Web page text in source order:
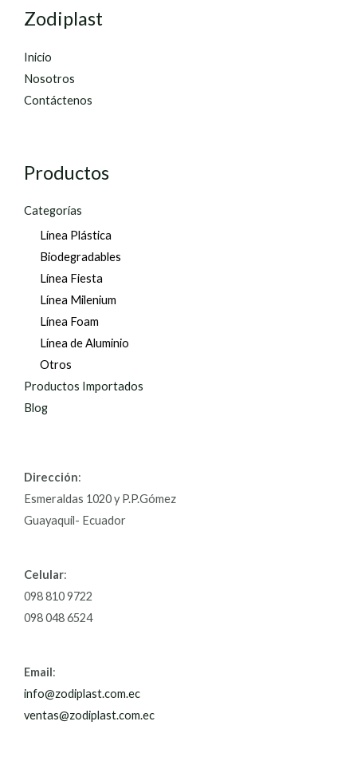
Zodiplast
Inicio
Nosotros
Contáctenos
Productos
Categorías
Línea Plástica
Biodegradables
Línea Fiesta
Línea Milenium
Línea Foam
Línea de Aluminio
Otros
Productos Importados
Blog
Dirección:
Esmeraldas 1020 y P.P.Gómez
Guayaquil- Ecuador
Celular:
098 810 9722
098 048 6524
Email:
info@zodiplast.com.ec
ventas@zodiplast.com.ec